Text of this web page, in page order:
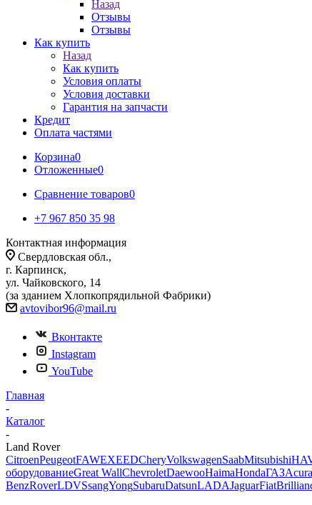
Назад
Отзывы
Отзывы
Как купить
Назад
Как купить
Условия оплаты
Условия доставки
Гарантия на запчасти
Кредит
Оплата частями
Корзина0
Отложенные0
Сравнение товаров0
+7 967 850 35 98
Контактная информация
Свердловская обл.,
г. Карпинск,
ул. Чайковского, 14
(за зданием Хлопкопрядильной Фабрики)
avtovibor96@mail.ru
Вконтакте
Instagram
YouTube
Главная
-
Каталог
-
Land Rover
CitroenPeugeotFAWEXEEDCheryVolkswagenSaabMitsubishi
оборудованиеGreat WallChevroletDaewooHaimaHondaГАЗAcura
BenzRoverLDVSsangYongSubaruDatsunLADAJaguarFiat